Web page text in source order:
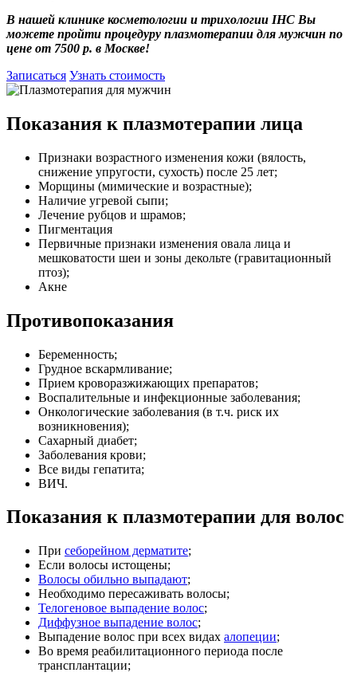
В нашей клинике косметологии и трихологии IHC Вы
можете пройти процедуру плазмотерапии для мужчин по
цене от 7500 р. в Москве!
Записаться Узнать стоимость
Показания к плазмотерапии лица
Признаки возрастного изменения кожи (вялость,
снижение упругости, сухость) после 25 лет;
Морщины (мимические и возрастные);
Наличие угревой сыпи;
Лечение рубцов и шрамов;
Пигментация
Первичные признаки изменения овала лица и
мешковатости шеи и зоны декольте (гравитационный
птоз);
Акне
Противопоказания
Беременность;
Грудное вскармливание;
Прием кроворазжижающих препаратов;
Воспалительные и инфекционные заболевания;
Онкологические заболевания (в т.ч. риск их
возникновения);
Сахарный диабет;
Заболевания крови;
Все виды гепатита;
ВИЧ.
Показания к плазмотерапии для волос
При себорейном дерматите;
Если волосы истощены;
Волосы обильно выпадают;
Необходимо пересаживать волосы;
Телогеновое выпадение волос;
Диффузное выпадение волос;
Выпадение волос при всех видах алопеции;
Во время реабилитационного периода после
трансплантации;